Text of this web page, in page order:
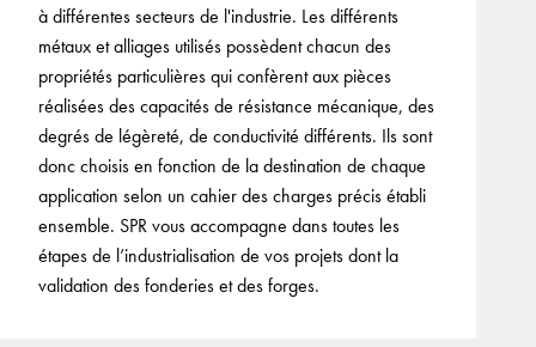
à différentes secteurs de l'industrie. Les différents
métaux et alliages utilisés possèdent chacun des
propriétés particulières qui confèrent aux pièces
réalisées des capacités de résistance mécanique, des
degrés de légèreté, de conductivité différents. Ils sont
donc choisis en fonction de la destination de chaque
application selon un cahier des charges précis établi
ensemble. SPR vous accompagne dans toutes les
étapes de l’industrialisation de vos projets dont la
validation des fonderies et des forges.